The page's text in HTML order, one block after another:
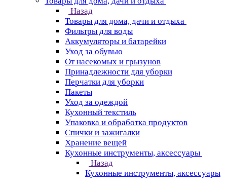
Назад
Товары для дома, дачи и отдыха
Фильтры для воды
Аккумуляторы и батарейки
Уход за обувью
От насекомых и грызунов
Принадлежности для уборки
Перчатки для уборки
Пакеты
Уход за одеждой
Кухонный текстиль
Упаковка и обработка продуктов
Спички и зажигалки
Хранение вещей
Кухонные инструменты, аксессуары
Назад
Кухонные инструменты, аксессуары